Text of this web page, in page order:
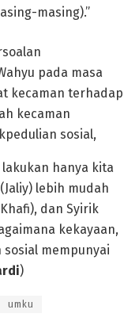
masing).”
pada masa
kecaman terhadap
kecaman
sosial,
hanya kita
lebih mudah
dan Syirik
kekayaan,
mempunyai
)
umku